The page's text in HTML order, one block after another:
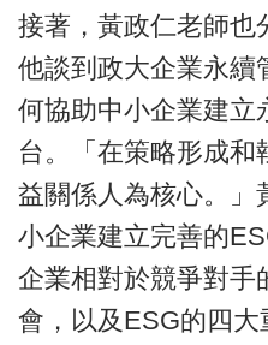
接著，黃政仁老師也
他談到政大企業永續
何協助中小企業建立
台。「在策略形成和
益關係人為核心。」
小企業建立完善的
企業相對於競爭對手
會，以及ESG的四